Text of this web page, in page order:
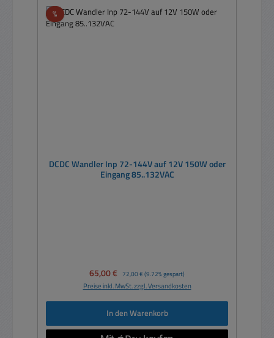
%Rabatt
DCDC Wandler Inp 72-144V auf 12V 150W oder
Eingang 85..132VAC
Verkaufspreis:
65,00 € Regulärer Preis:
72,00 € (9.72% gespart)
Preise inkl. MwSt. zzgl. Versandkosten
In den Warenkorb